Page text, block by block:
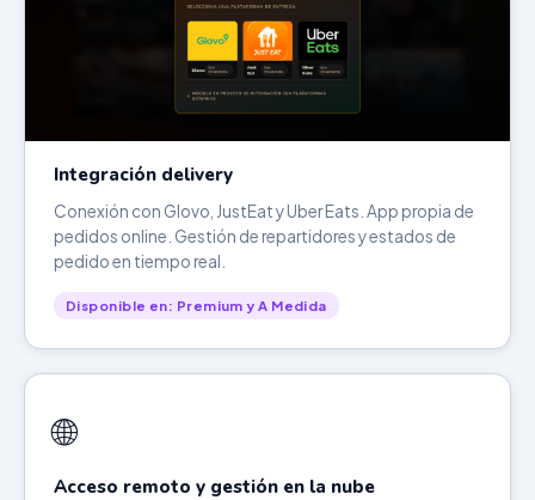
Integración delivery
Conexión con Glovo, JustEat y Uber Eats. App propia de
pedidos online. Gestión de repartidores y estados de
pedido en tiempo real.
Disponible en: Premium y A Medida
🌐
Acceso remoto y gestión en la nube